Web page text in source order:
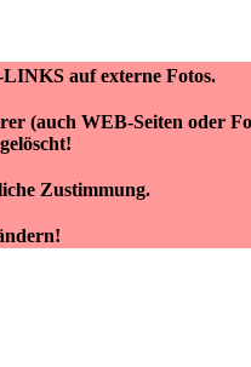
auf externe Fotos.
(auch WEB-Seiten oder
Zustimmung.